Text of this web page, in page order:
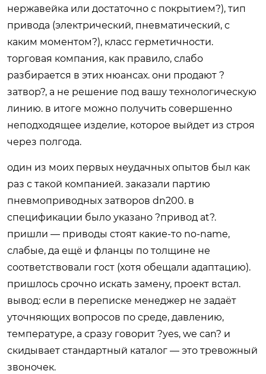
нержавейка или достаточно с покрытием?), тип
привода (электрический, пневматический, с
каким моментом?), класс герметичности.
торговая компания, как правило, слабо
разбирается в этих нюансах. они продают ?
затвор?, а не решение под вашу технологическую
линию. в итоге можно получить совершенно
неподходящее изделие, которое выйдет из строя
через полгода.
один из моих первых неудачных опытов был как
раз с такой компанией. заказали партию
пневмоприводных затворов dn200. в
спецификации было указано ?привод at?.
пришли — приводы стоят какие-то no-name,
слабые, да ещё и фланцы по толщине не
соответствовали гост (хотя обещали адаптацию).
пришлось срочно искать замену, проект встал.
вывод: если в переписке менеджер не задаёт
уточняющих вопросов по среде, давлению,
температуре, а сразу говорит ?yes, we can? и
скидывает стандартный каталог — это тревожный
звоночек.